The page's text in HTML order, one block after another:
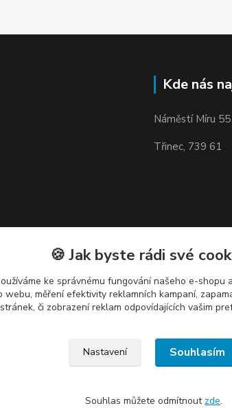
Kde nás
Náměstí Míru
Třinec, 739 61
🍪 Jak byste rádi své
ke správnému fungování našeho e-shopu
měření efektivity reklamních kampaní,
či zobrazení reklam odpovídajících vašim
Nastavení Souhlasím
Souhlas můžete odmítnout zde.